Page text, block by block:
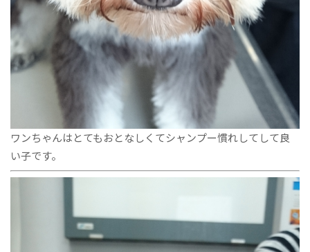
ワンちゃんはとてもおとなしくてシャンプー慣れしてして良
い子です。